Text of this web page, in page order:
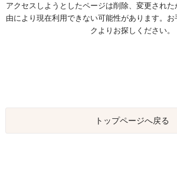
アクセスしようとしたページは削除、変更され
由により現在利用できない可能性があります。
クよりお探しください。
トップページへ戻る